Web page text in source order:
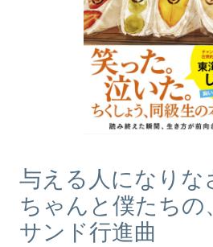
与える人になり
ちゃんと僕たちの
サンド行進曲